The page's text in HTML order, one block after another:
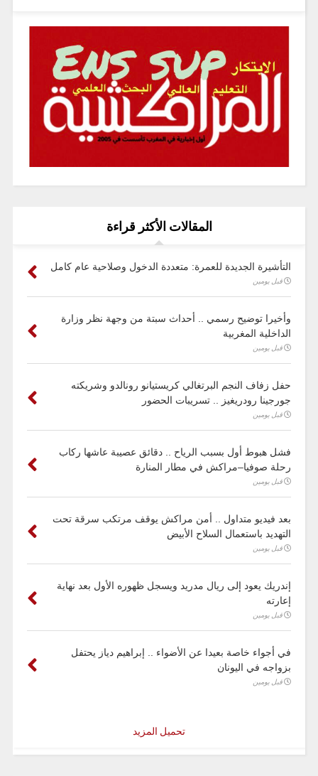
المقالات الأكثر قراءة
التأشيرة الجديدة للعمرة: متعددة الدخول وصلاحية عام كامل
قبل يومين
وأخيرا توضيح رسمي .. أحداث سبتة من وجهة نظر وزارة
الداخلية المغربية
قبل يومين
حفل زفاف النجم البرتغالي كريستيانو رونالدو وشريكته
جورجينا رودريغيز .. تسريبات الحضور
قبل يومين
فشل هبوط أول بسبب الرياح .. دقائق عصيبة عاشها ركاب
رحلة صوفيا–مراكش في مطار المنارة
قبل يومين
بعد فيديو متداول .. أمن مراكش يوقف مرتكب سرقة تحت
التهديد باستعمال السلاح الأبيض
قبل يومين
إندريك يعود إلى ريال مدريد ويسجل ظهوره الأول بعد نهاية
إعارته
قبل يومين
في أجواء خاصة بعيدا عن الأضواء .. إبراهيم دياز يحتفل
بزواجه في اليونان
قبل يومين
تحميل المزيد